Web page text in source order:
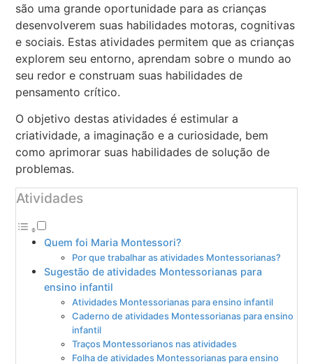
são uma grande oportunidade para as crianças
desenvolverem suas habilidades motoras, cognitivas
e sociais. Estas atividades permitem que as crianças
explorem seu entorno, aprendam sobre o mundo ao
seu redor e construam suas habilidades de
pensamento crítico.
O objetivo destas atividades é estimular a
criatividade, a imaginação e a curiosidade, bem
como aprimorar suas habilidades de solução de
problemas.
Atividades
Quem foi Maria Montessori?
Por que trabalhar as atividades Montessorianas?
Sugestão de atividades Montessorianas para
ensino infantil
Atividades Montessorianas para ensino infantil
Caderno de atividades Montessorianas para ensino
infantil
Traços Montessorianos nas atividades
Folha de atividades Montessorianas para ensino